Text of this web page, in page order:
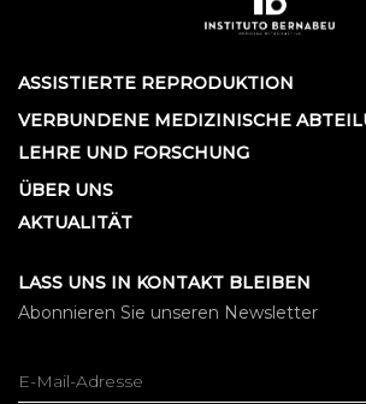
ASSISTIERTE REPRODUKTION
VERBUNDENE MEDIZINISCHE
LEHRE UND FORSCHUNG
ÜBER UNS
AKTUALITÄT
LASS UNS IN KONTAKT BLEIBEN
Abonnieren Sie unseren Newsletter